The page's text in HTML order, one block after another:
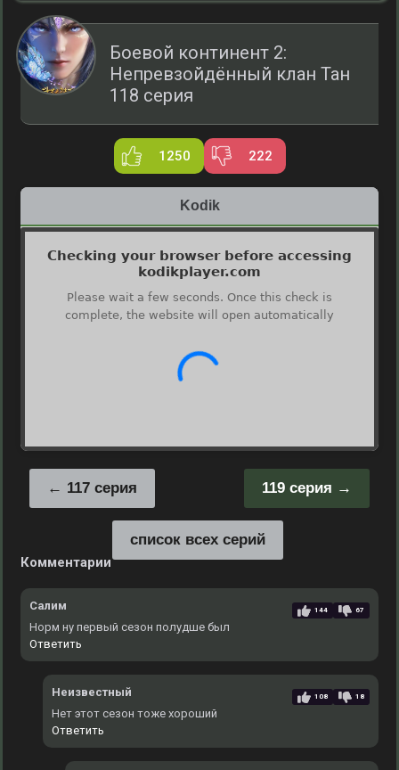
Боевой континент 2:
Непревзойдённый клан Тан
118 серия
1250 222
Kodik
119 серия
117 серия
список всех серий
Комментарии
Салим 144 67
Норм ну первый сезон полудше был
Ответить
Неизвестный 108 18
Нет этот сезон тоже хороший
Ответить